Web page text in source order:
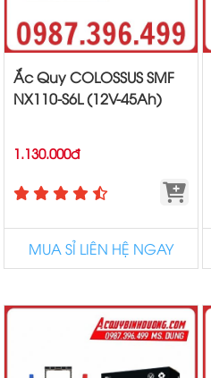
Ắc Quy COLOSSUS SMF
NX110-S6L (12V-45Ah)
1.130.000đ
MUA SỈ LIÊN HỆ NGAY